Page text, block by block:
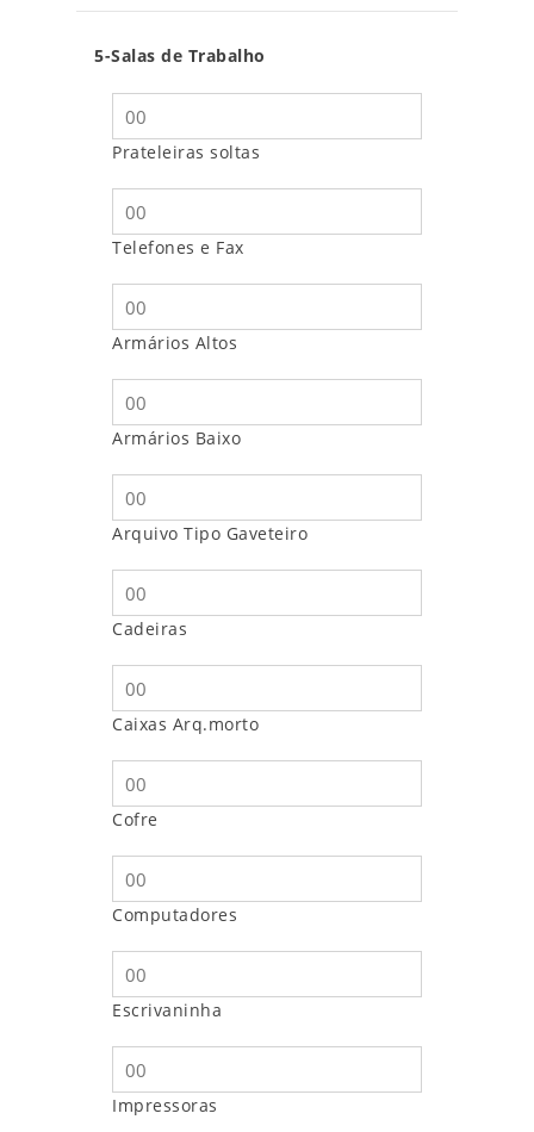
5-Salas de Trabalho
Prateleiras soltas
Telefones e Fax
Armários Altos
Armários Baixo
Arquivo Tipo Gaveteiro
Cadeiras
Caixas Arq.morto
Cofre
Computadores
Escrivaninha
Impressoras